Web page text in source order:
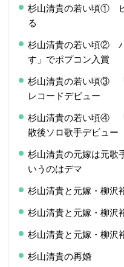
杉山清貴の若い頃①
る
杉山清貴の若い頃②
す」でポプコン入賞
杉山清貴の若い頃③
レコードデビュー
杉山清貴の若い頃④
散後ソロ歌手デビュー
杉山清貴の元嫁は元歌
いうのはデマ
杉山清貴と元嫁・柳沢
杉山清貴と元嫁・柳沢
杉山清貴と元嫁・柳沢
杉山清貴の再婚